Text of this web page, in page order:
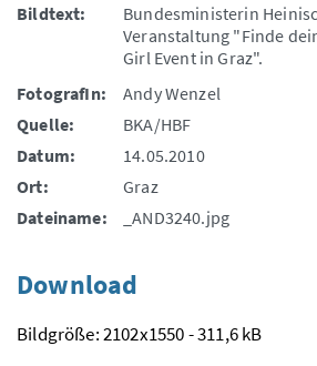
Bildtext:
Bundesministerin
Veranstaltung "Finde
Girl Event in Graz".
FotografIn:
Andy Wenzel
Quelle:
BKA/HBF
Datum:
14.05.2010
Ort:
Graz
Dateiname:
_AND3240.jpg
Download
Bildgröße: 2102x1550 - 311,6 kB